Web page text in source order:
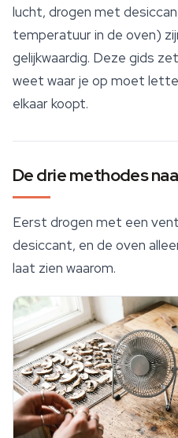
lucht, drogen met
temperatuur in de oven)
gelijkwaardig. Deze gids
weet waar je op moet
elkaar koopt.
De drie methodes
Eerst drogen met een
desiccant, en de oven
laat zien waarom.